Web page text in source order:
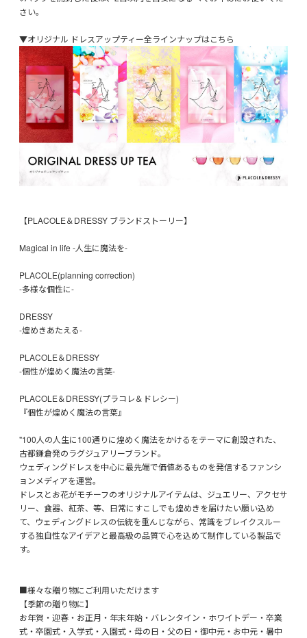
さい。
▼オリジナル ドレスアップティー全ラインナップはこちら
【PLACOLE＆DRESSY ブランドストーリー】
Magical in life -人生に魔法を-
PLACOLE(planning correction)
-多様な個性に-
DRESSY
-煌めきあたえる-
PLACOLE＆DRESSY
-個性が煌めく魔法の言葉-
PLACOLE＆DRESSY(プラコレ＆ドレシー)
『個性が煌めく魔法の言葉』
"100人の人生に100通りに煌めく魔法をかけるをテーマに創設された、
古都鎌倉発のラグジュアリーブランド。
ウェディングドレスを中心に最先端で価値あるものを発信するファンシ
ョンメディアを運営。
ドレスとお花がモチーフのオリジナルアイテムは、ジュエリー、アクセサ
リー、食器、紅茶、等、日常にすこしでも煌めきを届けたい願い込め
て、ウェディングドレスの伝統を重んじながら、常識をブレイクスルー
する独自性なアイデアと最高級の品質で心を込めて制作している製品で
す。
■様々な贈り物にご利用いただけます
【季節の贈り物に】
お年賀・迎春・お正月・年末年始・バレンタイン・ホワイトデー・卒業
式・卒園式・入学式・入園式・母の日・父の日・御中元・お中元・暑中